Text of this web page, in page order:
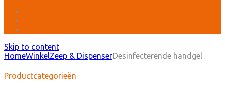
Skip to content
HomeWinkelZeep & DispenserDesinfecterende handgel
Productcategorieën